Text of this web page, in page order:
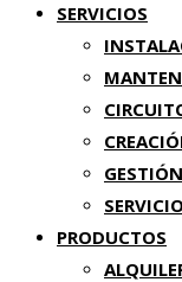
SERVICIOS
PRODUCTOS